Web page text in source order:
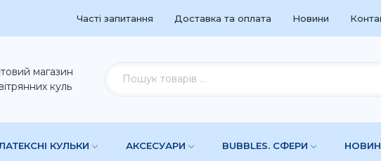
Часті запитання Доставка та оплата Новини
магазин
куль
КУЛЬКИ АКСЕСУАРИ BUBBLES. СФЕРИ